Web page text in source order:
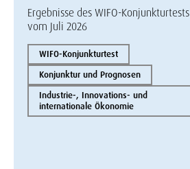
Ergebnisse des WIFO-Konjunkturtests
vom Juli 2026
WIFO-Konjunkturtest
Konjunktur und Prognosen
Industrie-, Innovations- und
internationale Ökonomie